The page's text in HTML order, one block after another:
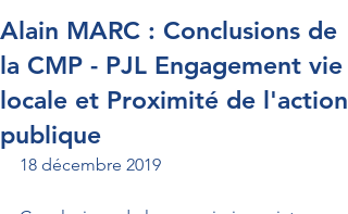
Alain MARC : Conclusions de
la CMP - PJL Engagement vie
locale et Proximité de l'action
publique
18 décembre 2019